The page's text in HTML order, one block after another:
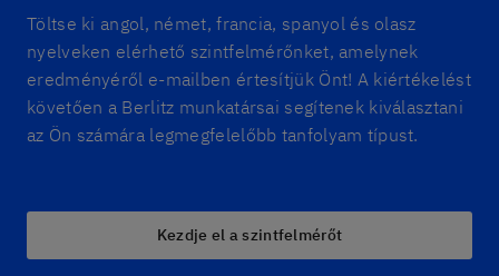
Töltse ki angol, német, francia, spanyol és olasz
nyelveken elérhető szintfelmérőnket, amelynek
eredményéről e-mailben értesítjük Önt! A kiértékelést
követően a Berlitz munkatársai segítenek kiválasztani
az Ön számára legmegfelelőbb tanfolyam típust.
Kezdje el a szintfelmérőt